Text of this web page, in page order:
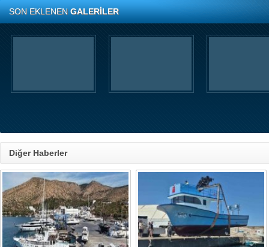
SON EKLENENGALERİLER
Diğer Haberler